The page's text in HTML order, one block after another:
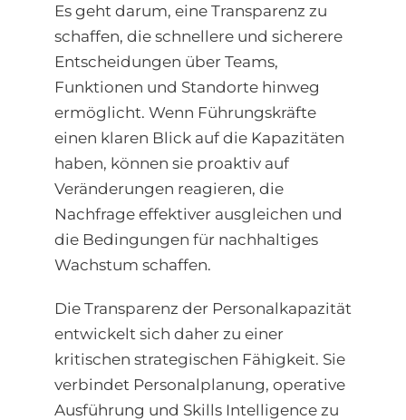
Es geht darum, eine Transparenz zu
schaffen, die schnellere und sicherere
Entscheidungen über Teams,
Funktionen und Standorte hinweg
ermöglicht. Wenn Führungskräfte
einen klaren Blick auf die Kapazitäten
haben, können sie proaktiv auf
Veränderungen reagieren, die
Nachfrage effektiver ausgleichen und
die Bedingungen für nachhaltiges
Wachstum schaffen.
Die Transparenz der Personalkapazität
entwickelt sich daher zu einer
kritischen strategischen Fähigkeit. Sie
verbindet Personalplanung, operative
Ausführung und Skills Intelligence zu